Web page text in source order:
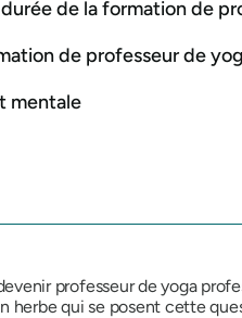
de la formation de
de professeur de
mentale
professeur de yoga
herbe qui se posent cette